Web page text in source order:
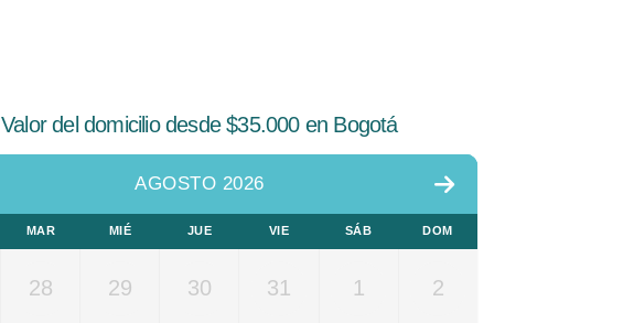
Valor del domicilio desde $35.000 en Bogotá
AGOSTO 2026
MAR MIÉ JUE VIE SÁB DOM
28 29 30 31 1 2